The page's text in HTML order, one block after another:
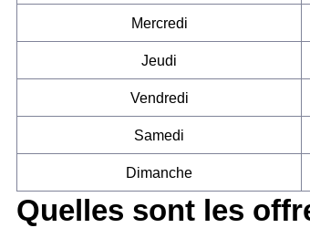
Mercredi
Jeudi
Vendredi
Samedi
Dimanche
Quelles sont les